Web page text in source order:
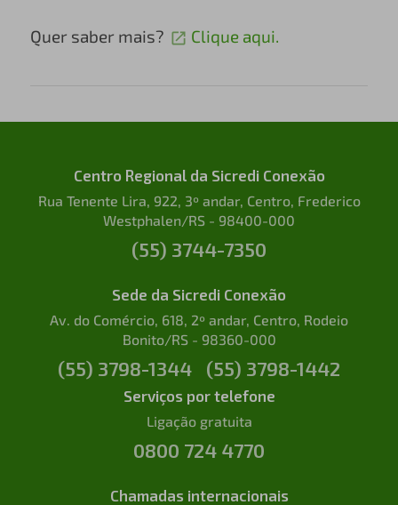
Quer saber mais? Clique aqui.
Centro Regional da Sicredi Conexão
Rua Tenente Lira, 922, 3º andar, Centro, Frederico
Westphalen/RS - 98400-000
(55) 3744-7350
Sede da Sicredi Conexão
Av. do Comércio, 618, 2º andar, Centro, Rodeio
Bonito/RS - 98360-000
(55) 3798-1344 (55) 3798-1442
Serviços por telefone
Ligação gratuita
0800 724 4770
Chamadas internacionais